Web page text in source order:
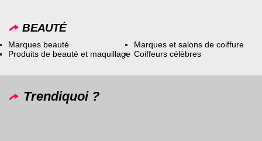
BEAUTÉ
Marques beauté
Produits de beauté et maquillage
Marques et salons de coiffure
Coiffeurs célèbres
Trendiquoi ?